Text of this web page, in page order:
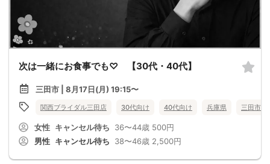
次は一緒にお食事でも♡ 【30代・40代】
三田市 | 8月17日(月) 19:15〜
関西ブライダル三田店 30代向け 40代向け 兵庫県 三田市
女性 キャンセル待ち 36〜44歳 500円
男性 キャンセル待ち 38〜46歳 2,500円